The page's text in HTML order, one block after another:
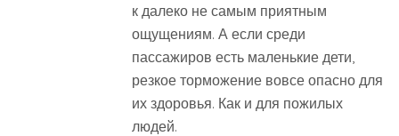
к далеко не самым приятным
ощущениям. А если среди
пассажиров есть маленькие дети,
резкое торможение вовсе опасно для
их здоровья. Как и для пожилых
людей.